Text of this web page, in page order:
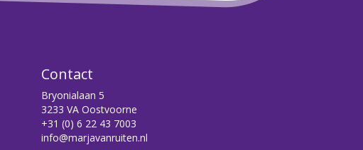
Contact
Bryonialaan 5
3233 VA Oostvoorne
+31 (0) 6 22 43 7003
info@marjavanruiten.nl